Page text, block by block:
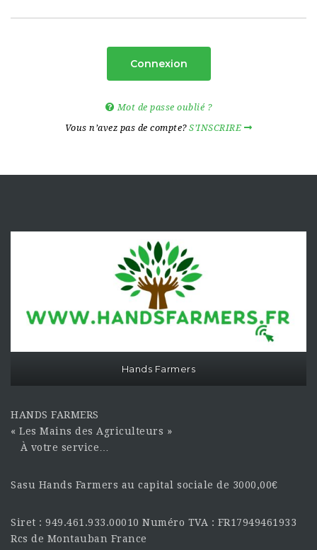
Connexion
Mot de passe oublié ?
Vous n’avez pas de compte?S’INSCRIRE
Hands Farmers
HANDS FARMERS
« Les Mains des Agriculteurs »
À votre service…
Sasu Hands Farmers au capital sociale de 3000,00€
Siret : 949.461.933.00010 Numéro TVA : FR17949461933
Rcs de Montauban France